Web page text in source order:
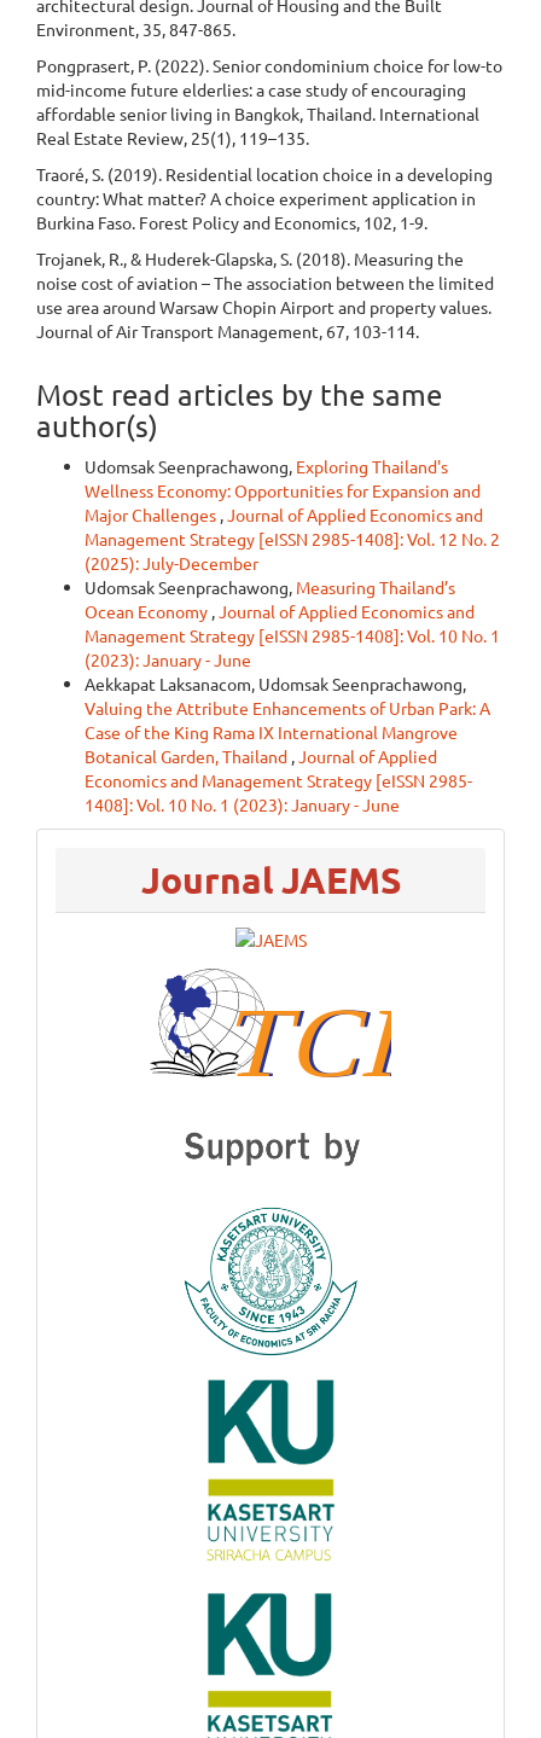
architectural design. Journal of Housing and the Built
Environment, 35, 847-865.
Pongprasert, P. (2022). Senior condominium choice for low-to
mid-income future elderlies: a case study of encouraging
affordable senior living in Bangkok, Thailand. International
Real Estate Review, 25(1), 119–135.
Traoré, S. (2019). Residential location choice in a developing
country: What matter? A choice experiment application in
Burkina Faso. Forest Policy and Economics, 102, 1-9.
Trojanek, R., & Huderek-Glapska, S. (2018). Measuring the
noise cost of aviation – The association between the limited
use area around Warsaw Chopin Airport and property values.
Journal of Air Transport Management, 67, 103-114.
Most read articles by the same
author(s)
Udomsak Seenprachawong, Exploring Thailand's
Wellness Economy: Opportunities for Expansion and
Major Challenges ,Journal of Applied Economics and
Management Strategy [eISSN 2985-1408]: Vol. 12 No. 2
(2025): July-December
Udomsak Seenprachawong, Measuring Thailand’s
Ocean Economy ,Journal of Applied Economics and
Management Strategy [eISSN 2985-1408]: Vol. 10 No. 1
(2023): January - June
Aekkapat Laksanacom, Udomsak Seenprachawong,
Valuing the Attribute Enhancements of Urban Park: A
Case of the King Rama IX International Mangrove
Botanical Garden, Thailand ,Journal of Applied
Economics and Management Strategy [eISSN 2985-
1408]: Vol. 10 No. 1 (2023): January - June
Journal JAEMS